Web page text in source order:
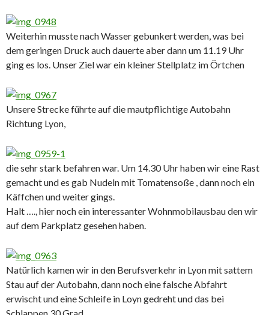
Weiterhin musste nach Wasser gebunkert werden, was bei
dem geringen Druck auch dauerte aber dann um 11.19 Uhr
ging es los. Unser Ziel war ein kleiner Stellplatz im Örtchen
Unsere Strecke führte auf die mautpflichtige Autobahn
Richtung Lyon,
die sehr stark befahren war. Um 14.30 Uhr haben wir eine Rast
gemacht und es gab Nudeln mit Tomatensoße , dann noch ein
Käffchen und weiter gings.
Halt …., hier noch ein interessanter Wohnmobilausbau den wir
auf dem Parkplatz gesehen haben.
Natürlich kamen wir in den Berufsverkehr in Lyon mit sattem
Stau auf der Autobahn, dann noch eine falsche Abfahrt
erwischt und eine Schleife in Loyn gedreht und das bei